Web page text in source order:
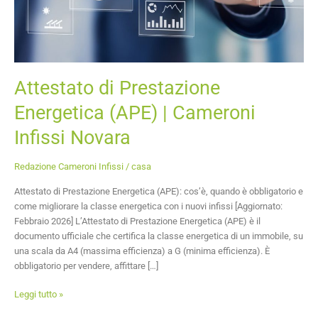
Attestato di Prestazione
Energetica (APE) | Cameroni
Infissi Novara
Redazione Cameroni Infissi / casa
Attestato di Prestazione Energetica (APE): cos’è, quando è obbligatorio e
come migliorare la classe energetica con i nuovi infissi [Aggiornato:
Febbraio 2026] L’Attestato di Prestazione Energetica (APE) è il
documento ufficiale che certifica la classe energetica di un immobile, su
una scala da A4 (massima efficienza) a G (minima efficienza). È
obbligatorio per vendere, affittare […]
Leggi tutto »